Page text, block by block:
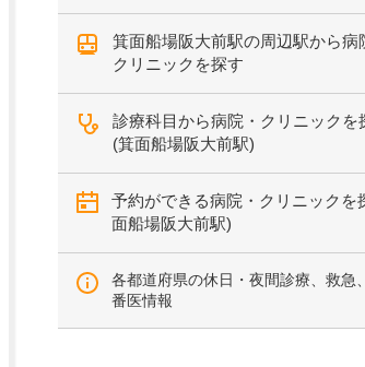
箕面船場阪大前駅の周辺駅から病
クリニックを探す
診療科目から病院・クリニックを
(箕面船場阪大前駅)
予約ができる病院・クリニックを
面船場阪大前駅)
各都道府県の休日・夜間診療、救急
番医情報